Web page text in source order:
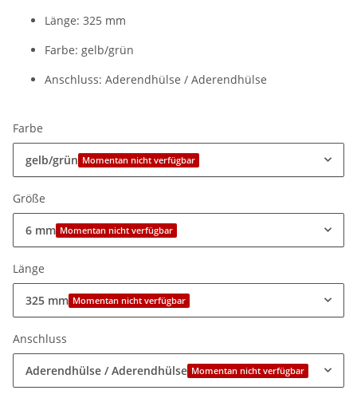
Länge: 325 mm
Farbe: gelb/grün
Anschluss: Aderendhülse / Aderendhülse
Farbe
gelb/grün Momentan nicht verfügbar
Größe
6 mm Momentan nicht verfügbar
Länge
325 mm Momentan nicht verfügbar
Anschluss
Aderendhülse / Aderendhülse Momentan nicht verfügbar